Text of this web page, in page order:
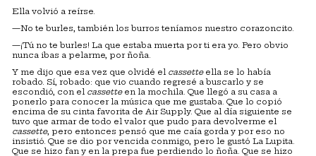
Ella volvió a reírse.
—No te burles, también los burros teníamos nuestro corazoncito.
—¡Tú no te burles! La que estaba muerta por ti era yo. Pero obvio
nunca ibas a pelarme, por ñoña.
Y me dijo que esa vez que olvidé el cassetteella se lo había
robado. Sí, robado: que vio cuando regresé a buscarlo y se
escondió, con el cassetteen la mochila. Que llegó a su casa a
ponerlo para conocer la música que me gustaba. Que lo copió
encima de su cinta favorita de Air Supply. Que al día siguiente se
tuvo que armar de todo el valor que pudo para devolverme el
cassette, pero entonces pensó que me caía gorda y por eso no
insistió. Que se dio por vencida conmigo, pero le gustó La Lupita.
Que se hizo fan y en la prepa fue perdiendo lo ñoña. Que se hizo